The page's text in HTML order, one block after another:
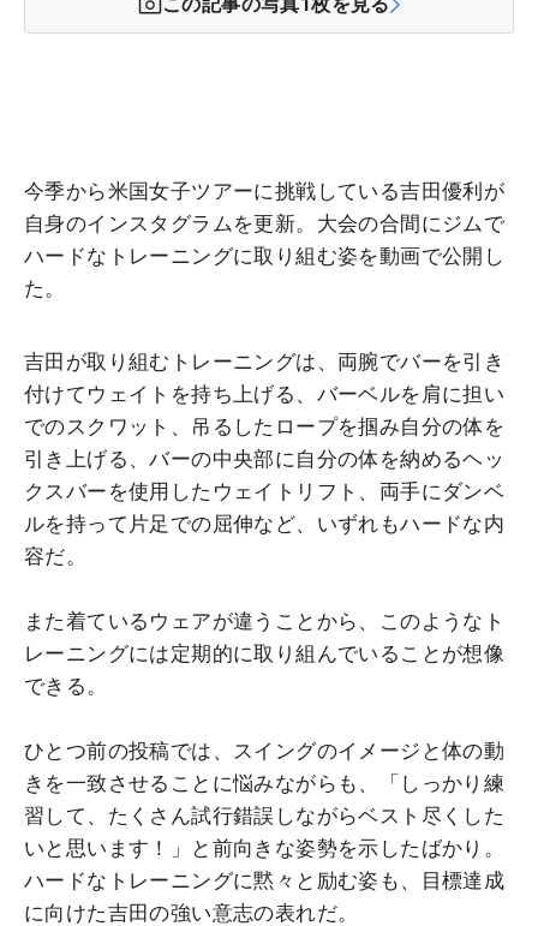
今季から米国女子ツアーに挑戦している吉田優利が
自身のインスタグラムを更新。大会の合間にジムで
ハードなトレーニングに取り組む姿を動画で公開し
た。
吉田が取り組むトレーニングは、両腕でバーを引き
付けてウェイトを持ち上げる、バーベルを肩に担い
でのスクワット、吊るしたロープを掴み自分の体を
引き上げる、バーの中央部に自分の体を納めるヘッ
クスバーを使用したウェイトリフト、両手にダンベ
ルを持って片足での屈伸など、いずれもハードな内
容だ。
また着ているウェアが違うことから、このようなト
レーニングには定期的に取り組んでいることが想像
できる。
ひとつ前の投稿では、スイングのイメージと体の動
きを一致させることに悩みながらも、「しっかり練
習して、たくさん試行錯誤しながらベスト尽くした
いと思います！」と前向きな姿勢を示したばかり。
ハードなトレーニングに黙々と励む姿も、目標達成
に向けた吉田の強い意志の表れだ。